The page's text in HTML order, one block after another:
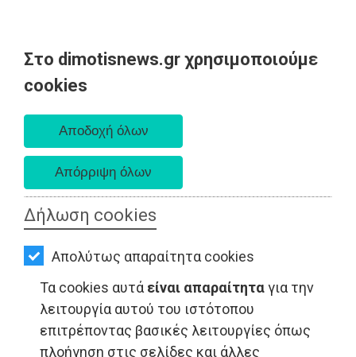
Στο dimotisnews.gr χρησιμοποιούμε
cookies
Δήλωση cookies
Απολύτως απαραίτητα cookies
Τα cookies αυτά είναι απαραίτηταγια την
λειτουργία αυτού του ιστότοπου
επιτρέποντας βασικές λειτουργίες όπως
πλοήγηση στις σελίδες και άλλες
AΡΧΙΚΗ
ΕΙΔΗΣΕΙΣ
ΠΟΛΙΤΙΚΗ
ΤΟΠΙΚΗ
ΑΥΤΟΔΙΟΙΚΗΣΗ
ΟΙΚΟΝΟΜΙΑ
ΑΘΛΗΤΙΣΜΟΣ
ΠΟΛΙΤΙΣΜΟΣ
ΣΠΙΤΙ-
ΠΕΡΙΒΑΛΛΟΝ - Ανατολική Αττική